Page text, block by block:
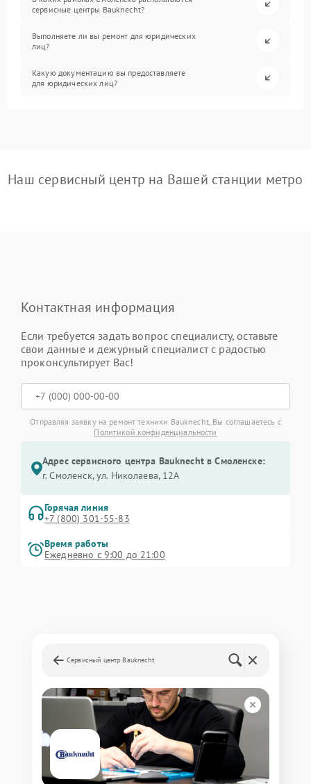
сервисные центры Bauknecht?
Выполняете ли вы ремонт для юридических
лиц?
Какую документацию вы предоставляете
для юридических лиц?
Наш сервисный центр на Вашей станции метро
Контактная информация
Если требуется задать вопрос специалисту, оставьте
свои данные и дежурный специалист с радостью
проконсультирует Вас!
Отправляя заявку на ремонт техники Bauknecht, Вы соглашаетесь с
Политикой конфиденциальности
Адрес сервисного центра Bauknecht в Смоленске:
г. Смоленск, ул. Николаева, 12А
Горячая линия
+7 (800) 301-55-83
Время работы
Ежедневно с 9:00 до 21:00
Сервисный центр Bauknecht